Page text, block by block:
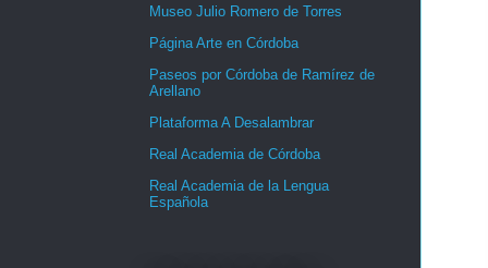
Museo Julio Romero de Torres
Página Arte en Córdoba
Paseos por Córdoba de Ramírez de
Arellano
Plataforma A Desalambrar
Real Academia de Córdoba
Real Academia de la Lengua
Española